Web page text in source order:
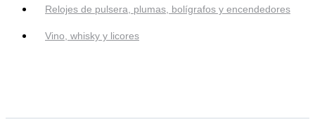
Relojes de pulsera, plumas, bolígrafos y encendedores
Vino, whisky y licores